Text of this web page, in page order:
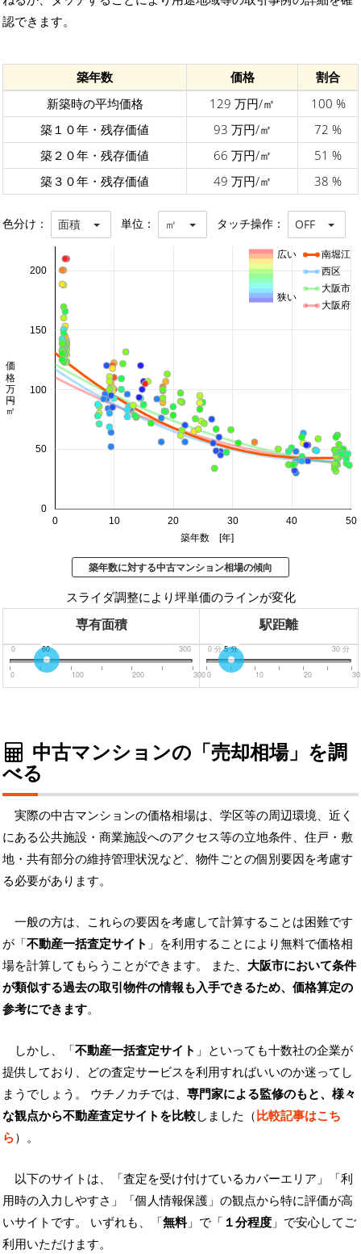
認できます。
築年数 価格
割合
新築時の平均価格
129 万円/㎡
100 %
築１０年・残存価値
93 万円/㎡
72 %
築２０年・残存価値
66 万円/㎡
51 %
築３０年・残存価値
49 万円/㎡ 38 %
色分け： 面積 単位： ㎡ タッチ操作： OFF
0 10 20 30 40 50
0
50
100
150
200
築年数 [年]
価格 万円/㎡
南堀江
西区
大阪市
大阪府
広い
狭い
築年数に対する中古マンション相場の傾向
スライダ調整により坪単価のラインが変化
専有面積 駅距離
0 300
60
0 100 200 300
0分 30分
5分
0 10 20 30
中古マンションの「売却相場」を調
べる
実際の中古マンションの価格相場は、学区等の周辺環境、近く
にある公共施設・商業施設へのアクセス等の立地条件、住戸・敷
地・共有部分の維持管理状況など、物件ごとの個別要因を考慮す
る必要があります。
一般の方は、これらの要因を考慮して計算することは困難です
が「不動産一括査定サイト 」を利用することにより無料で価格相
場を計算してもらうことができます。 また、 大阪市において条件
が類似する過去の取引物件の情報も入手できるため、価格算定の
参考にできます。
しかし、「不動産一括査定サイト 」といっても十数社の企業が
提供しており、どの査定サービスを利用すればいいのか迷ってし
まうでしょう。 ウチノカチでは、 専門家による監修のもと、様々
な観点から不動産査定サイトを比較しました（比較記事はこち
ら）。
以下のサイトは、「査定を受け付けているカバーエリア」「利
用時の入力しやすさ」「個人情報保護」の観点から特に評価が高
いサイトです。 いずれも、「無料」で「 １分程度 」で安心してご
利用いただけます。